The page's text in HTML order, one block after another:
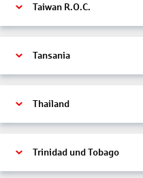
Taiwan R.O.C.
Tansania
Thailand
Trinidad und Tobago